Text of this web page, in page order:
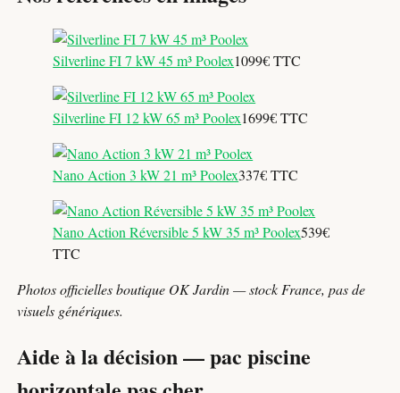
Silverline FI 7 kW 45 m³ Poolex1099€ TTC
Silverline FI 12 kW 65 m³ Poolex1699€ TTC
Nano Action 3 kW 21 m³ Poolex337€ TTC
Nano Action Réversible 5 kW 35 m³ Poolex539€
TTC
Photos officielles boutique OK Jardin — stock France, pas de
visuels génériques.
Aide à la décision — pac piscine